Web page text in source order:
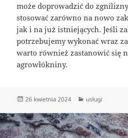
może doprowadzić do
stosować zarówno na nowo
jak i na już istniejących. Jeśli
potrzebujemy wykonać wraz
warto również zastanowić się
agrowłókniny.
Data
26 kwietnia 2024 Kategorie
usługi